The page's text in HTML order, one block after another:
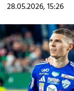
28.05.2026, 15:26